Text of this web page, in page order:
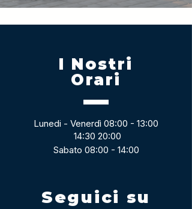
I Nostri
Orari
Lunedi - Venerdì 08:00 - 13:00
14:30 20:00
Sabato 08:00 - 14:00
Seguici su